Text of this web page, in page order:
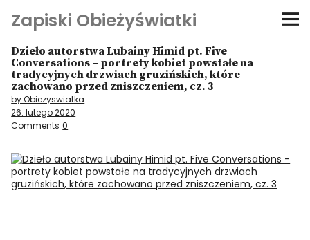
Zapiski Obieżyświatki
Podróże
Kultura i sztuka
Kątem oka
O-fiszki
Dzieło autorstwa Lubainy Himid pt. Five
Conversations – portrety kobiet powstałe na
tradycyjnych drzwiach gruzińskich, które
zachowano przed zniszczeniem, cz. 3
by Obiezyswiatka
26. lutego 2020
Comments 0